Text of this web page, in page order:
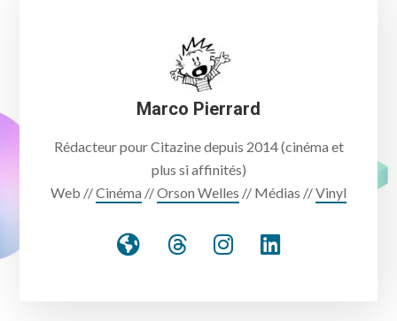
Marco Pierrard
Rédacteur pour Citazine depuis 2014 (cinéma et
plus si affinités)
Web //Cinéma //Orson Welles // Médias //Vinyl